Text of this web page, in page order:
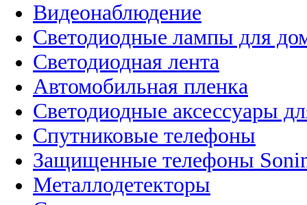
Видеонаблюдение
Светодиодные лампы для
Светодиодная лента
Автомобильная пленка
Светодиодные аксессуары
Спутниковые телефоны
Защищенные телефоны
Металлодетекторы